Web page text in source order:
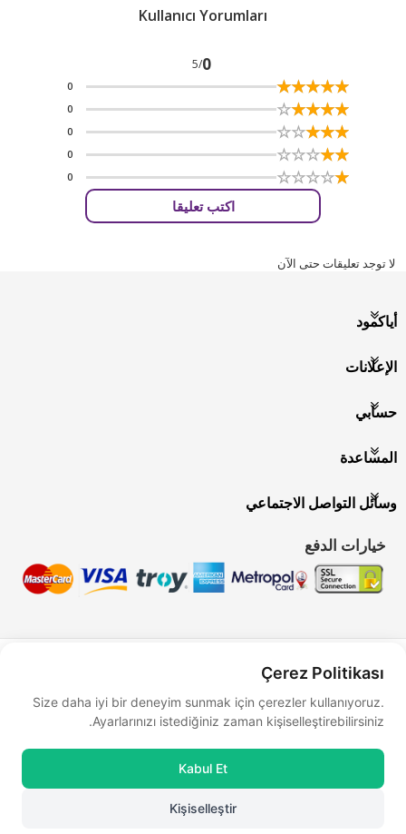
Kullanıcı Yorumları
0
/5
☆
☆
☆
☆
☆ ★
★
★
★
★
0
☆
☆
☆
☆
☆ ★
★
★
★
★
0
☆
☆
☆
☆
☆ ★
★
★
★
★
0
☆
☆
☆
☆
☆ ★
★
★
★
★
0
☆
☆
☆
☆
☆ ★
★
★
★
★
0
اكتب تعليقا
لا توجد تعليقات حتى الآن
أياكمود
الإعلانات
حسابي
المساعدة
وسائل التواصل الاجتماعي
خيارات الدفع
Çerez Politikası
Size daha iyi bir deneyim sunmak için çerezler kullanıyoruz.
Ayarlarınızı istediğiniz zaman kişiselleştirebilirsiniz.
Kabul Et
Kişiselleştir